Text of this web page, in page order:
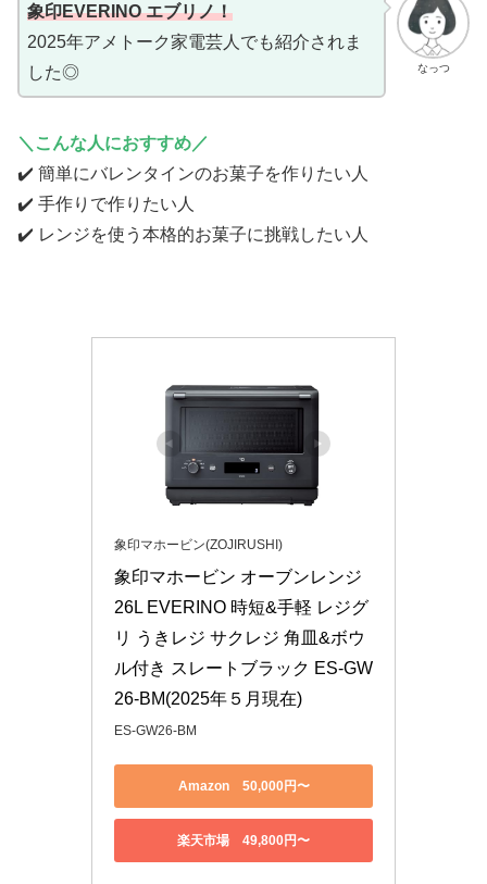
なっつ
象印EVERINO エブリノ！
2025年アメトーク家電芸人でも紹介されま
した◎
＼こんな人におすすめ／
✔️ 簡単にバレンタインのお菓子を作りたい人
✔️ 手作りで作りたい人
✔️ レンジを使う本格的お菓子に挑戦したい人
象印マホービン(ZOJIRUSHI)
象印マホービン オーブンレンジ
26L EVERINO 時短&手軽 レジグ
リ うきレジ サクレジ 角皿&ボウ
ル付き スレートブラック ES-GW
26-BM(2025年５月現在)
ES-GW26-BM
Amazon 50,000円〜
楽天市場 49,800円〜